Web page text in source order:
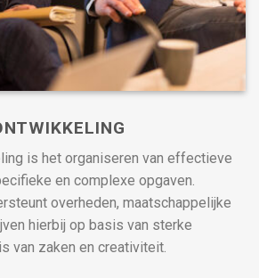
is het organiseren van effectieve
en complexe opgaven.
overheden, maatschappelijke
hierbij op basis van sterke
van zaken en creativiteit.